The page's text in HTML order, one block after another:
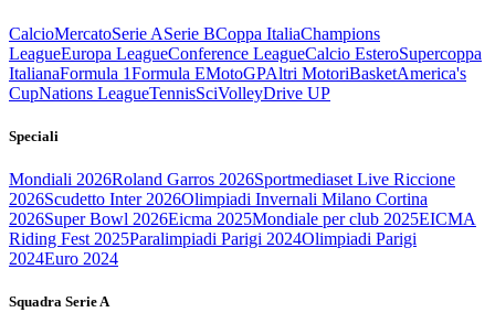
CalcioMercatoSerie ASerie BCoppa ItaliaChampions
LeagueEuropa LeagueConference LeagueCalcio EsteroSupercoppa
ItalianaFormula 1Formula EMotoGPAltri MotoriBasketAmerica's
CupNations LeagueTennisSciVolleyDrive UP
Speciali
Mondiali 2026Roland Garros 2026Sportmediaset Live Riccione
2026Scudetto Inter 2026Olimpiadi Invernali Milano Cortina
2026Super Bowl 2026Eicma 2025Mondiale per club 2025EICMA
Riding Fest 2025Paralimpiadi Parigi 2024Olimpiadi Parigi
2024Euro 2024
Squadra Serie A